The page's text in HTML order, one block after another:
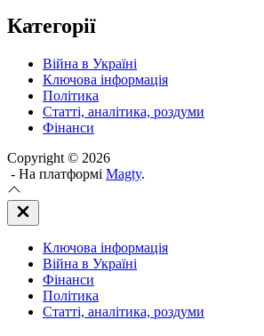
Категорії
Війна в Україні
Ключова інформація
Політика
Статті, аналітика, роздуми
Фінанси
Copyright © 2026
- На платформі Magty.
Закрити
Off
(поза
полотном)
Ключова інформація
Війна в Україні
Фінанси
Політика
Статті, аналітика, роздуми